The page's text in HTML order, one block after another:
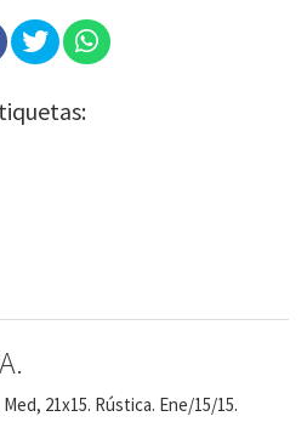
21x15. Rústica. Ene/15/15.